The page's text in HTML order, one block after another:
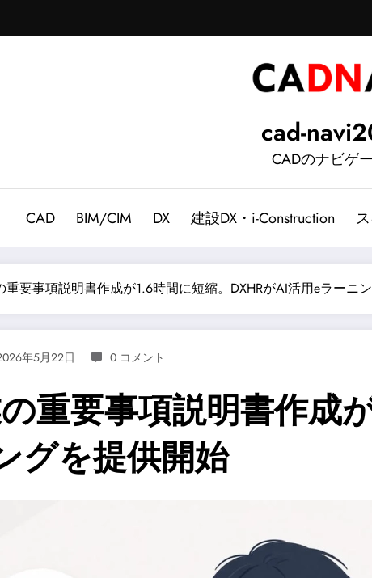
cad-
CADのナビゲ
CAD BIM/CIM DX 建設DX・i-Construction
重要事項説明書作成が1.6時間に短縮。DXHRがAI活用eラーニ
年5月22日 0 コメント
重要事項説明書作成
グを提供開始